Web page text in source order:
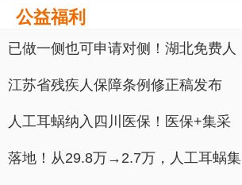
公益福利
已做一侧也可申请对侧！湖北免费人
江苏省残疾人保障条例修正稿发布
人工耳蜗纳入四川医保！医保+集采
落地！从29.8万→2.7万，人工耳蜗集